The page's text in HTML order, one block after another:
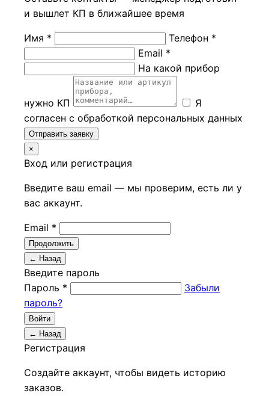
и вышлет КП в ближайшее время
Имя *
Телефон *
Email *
На какой прибор
нужно КП
Я
согласен с обработкой персональных данных
Отправить заявку
×
Вход или регистрация
Введите ваш email — мы проверим, есть ли у
вас аккаунт.
Email *
Продолжить
← Назад
Введите пароль
Пароль *
Забыли
пароль?
Войти
← Назад
Регистрация
Создайте аккаунт, чтобы видеть историю
заказов.